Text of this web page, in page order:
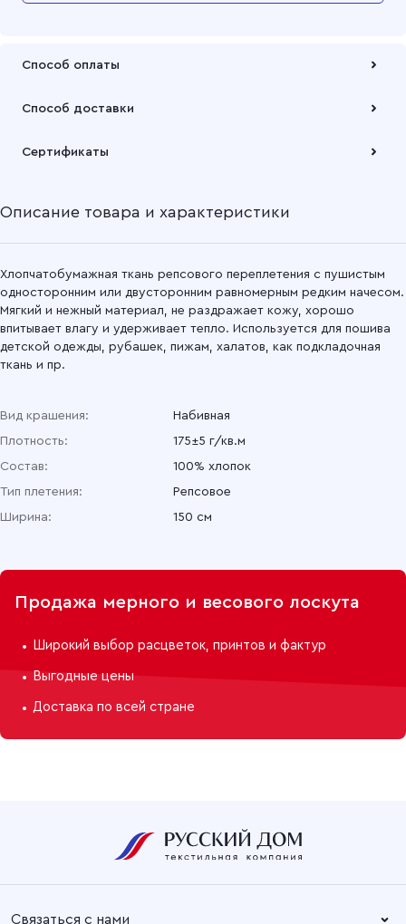
Фланель набивная 150 см, 502-1 Клетка
Способ оплаты
Способ доставки
наших складов или через транспортную компанию на Ваш
Подробнее
Сертификаты
Описание товара и характеристики
Хлопчатобумажная ткань репсового переплетения с пушистым
односторонним или двусторонним равномерным редким начесом.
Мягкий и нежный материал, не раздражает кожу, хорошо
впитывает влагу и удерживает тепло. Используется для пошива
детской одежды, рубашек, пижам, халатов, как подкладочная
ткань и пр.
Вид крашения:
Набивная
Плотность:
175±5 г/кв.м
Состав:
100% хлопок
Тип плетения:
Репсовое
Ширина:
150 см
Продажа мерного и весового лоскута
Широкий выбор расцветок, принтов и фактур
Выгодные цены
Доставка по всей стране
Связаться с нами